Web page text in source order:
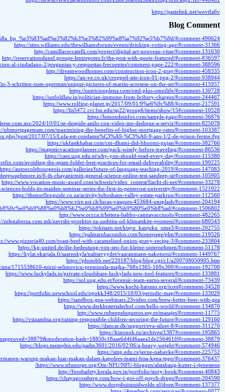
https://digna.co.jp/
ge3246/2020/09/14/as-intense-wildfires-become-more-frequent-and-extensive-